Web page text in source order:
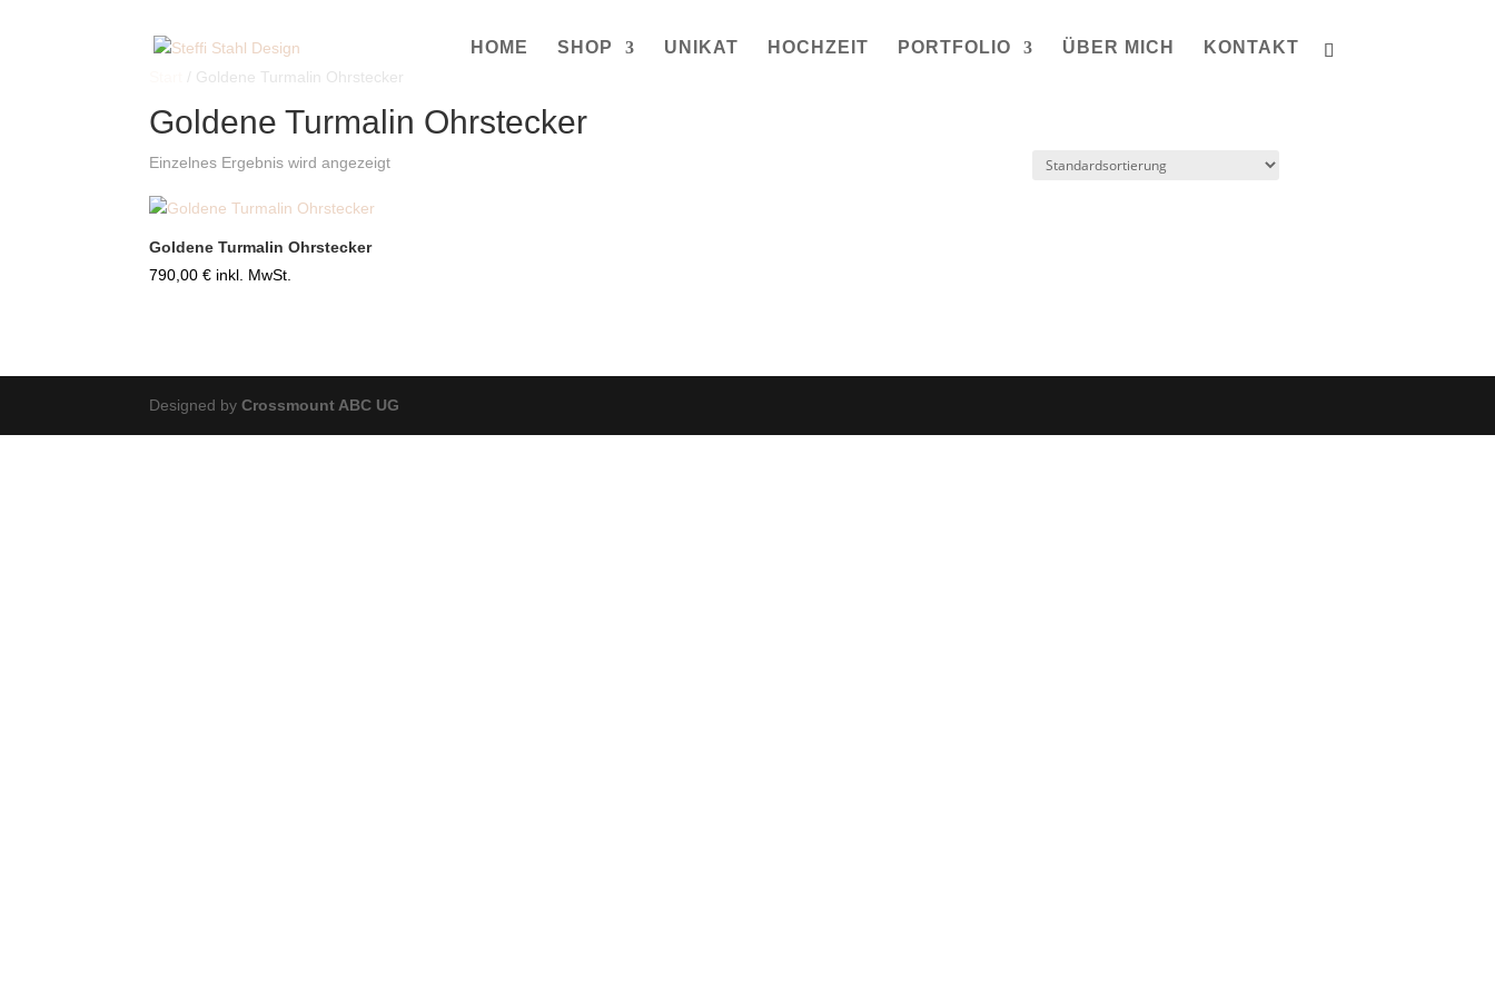
HOME SHOP UNIKAT HOCHZEIT PORTFOLIO ÜBER MICH KONTAKT
/ Goldene Turmalin Ohrstecker
Goldene Turmalin Ohrstecker
Einzelnes Ergebnis wird angezeigt
Goldene Turmalin Ohrstecker
790,00€ inkl. MwSt.
Designed byCrossmount ABC UG